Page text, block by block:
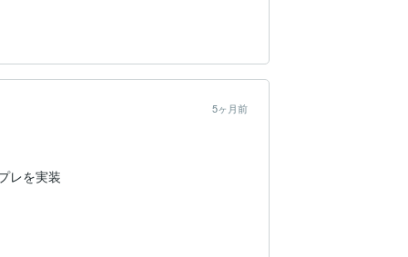
5ヶ月前
レを実装